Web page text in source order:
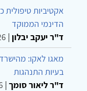
אקטיביות
הדינמי הממוקד
ד"ר יעקב יבלון |
מאגו לאקו:
בעיות התנהגות
ד"ר ליאור סומך |